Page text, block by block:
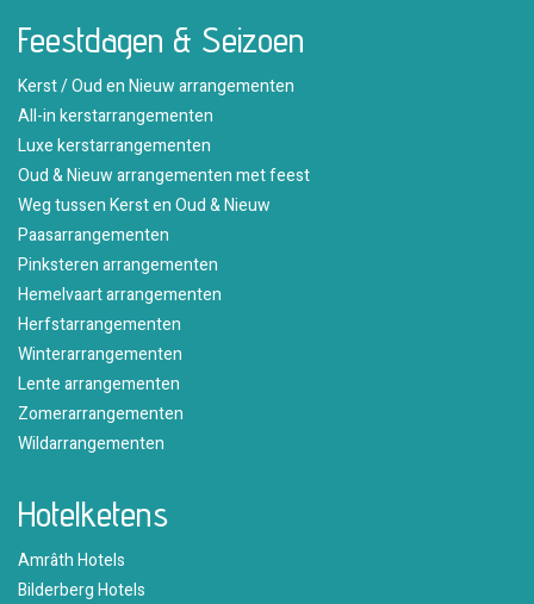
Feestdagen & Seizoen
Kerst / Oud en Nieuw arrangementen
All-in kerstarrangementen
Luxe kerstarrangementen
Oud & Nieuw arrangementen met feest
Weg tussen Kerst en Oud & Nieuw
Paasarrangementen
Pinksteren arrangementen
Hemelvaart arrangementen
Herfstarrangementen
Winterarrangementen
Lente arrangementen
Zomerarrangementen
Wildarrangementen
Hotelketens
Amrâth Hotels
Bilderberg Hotels